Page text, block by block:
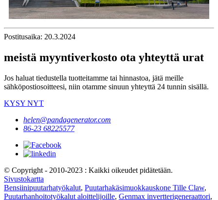
Postitusaika: 20.3.2024
meistä myyntiverkosto ota yhteyttä urat
Jos haluat tiedustella tuotteitamme tai hinnastoa, jätä meille
sähköpostiosoitteesi, niin otamme sinuun yhteyttä 24 tunnin sisällä.
KYSY NYT
helen@pandagenerator.com
86-23 68225577
© Copyright - 2010-2023 : Kaikki oikeudet pidätetään.
Sivustokartta
Bensiinipuutarhatyökalut, Puutarhakäsimuokkauskone Tille Claw,
Puutarhanhoitotyökalut aloittelijoille, Genmax invertterigeneraattori,